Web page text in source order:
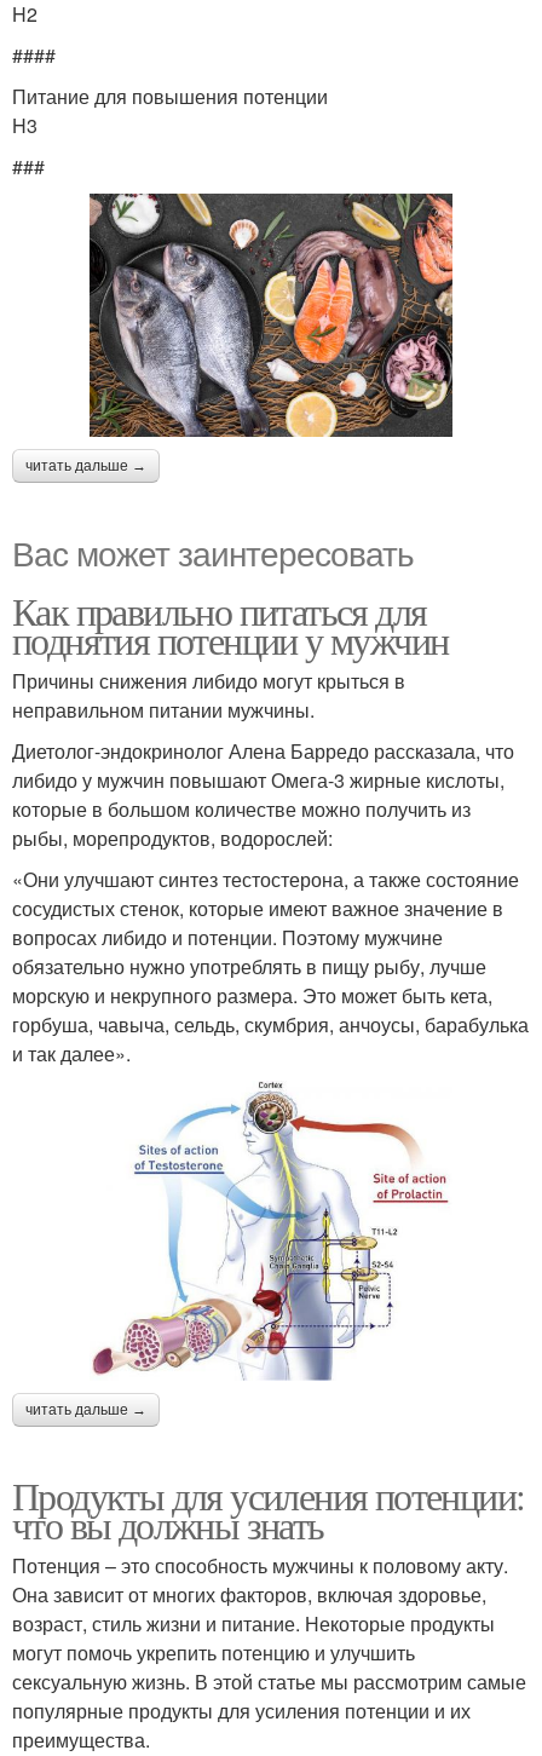
H2
####
Питание для повышения потенции
H3
###
читать дальше →
Вас может заинтересовать
Как правильно питаться для
поднятия потенции у мужчин
Причины снижения либидо могут крыться в
неправильном питании мужчины.
Диетолог-эндокринолог Алена Барредо рассказала, что
либидо у мужчин повышают Омега-3 жирные кислоты,
которые в большом количестве можно получить из
рыбы, морепродуктов, водорослей:
«Они улучшают синтез тестостерона, а также состояние
сосудистых стенок, которые имеют важное значение в
вопросах либидо и потенции. Поэтому мужчине
обязательно нужно употреблять в пищу рыбу, лучше
морскую и некрупного размера. Это может быть кета,
горбуша, чавыча, сельдь, скумбрия, анчоусы, барабулька
и так далее».
читать дальше →
Продукты для усиления потенции:
что вы должны знать
Потенция – это способность мужчины к половому акту.
Она зависит от многих факторов, включая здоровье,
возраст, стиль жизни и питание. Некоторые продукты
могут помочь укрепить потенцию и улучшить
сексуальную жизнь. В этой статье мы рассмотрим самые
популярные продукты для усиления потенции и их
преимущества.